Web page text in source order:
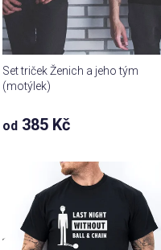
Set triček Ženich a jeho tým
(motýlek)
od 385 Kč